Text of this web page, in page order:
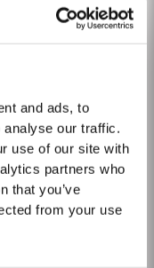
and ads, to
analyse our traffic.
use of our site with
partners who
that you’ve
from your use
em geral, foi um ano
entanto,
efeito marcante no
quente e em 15 de
com a seca, sendo o
fortes chuvas